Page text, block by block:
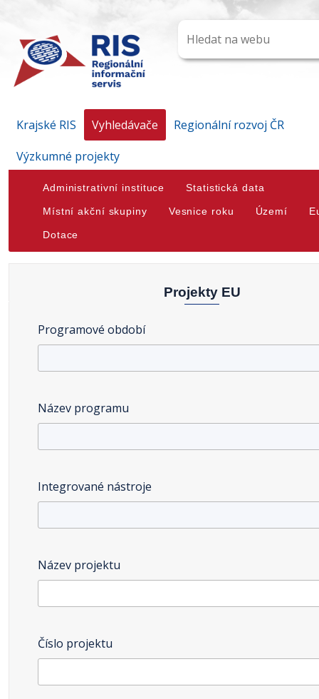
Krajské RIS Vyhledávače
Regionální rozvoj ČR
Výzkumné projekty
Administrativní instituce Statistická data
Místní akční skupiny Vesnice roku Území
Dotace
Projekty EU
Programové období
Název programu
Integrované nástroje
Název projektu
Číslo projektu